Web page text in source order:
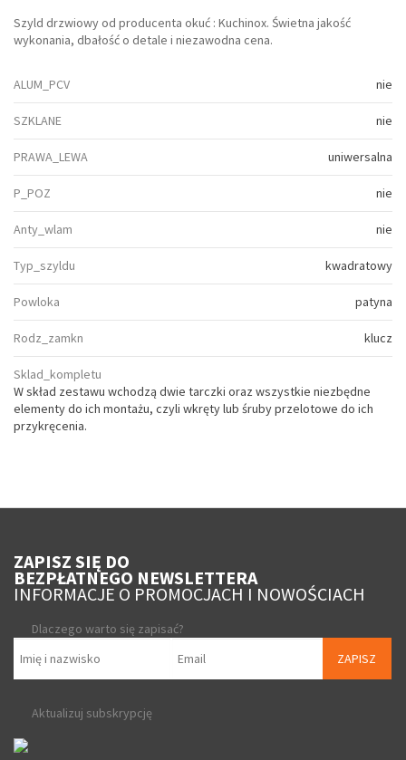
Szyld drzwiowy od producenta okuć : Kuchinox. Świetna jakość
wykonania, dbałość o detale i niezawodna cena.
ALUM_PCV nie
SZKLANE nie
PRAWA_LEWA uniwersalna
P_POZ nie
Anty_wlam nie
Typ_szyldu kwadratowy
Powloka patyna
Rodz_zamkn klucz
Sklad_kompletu
W skład zestawu wchodzą dwie tarczki oraz wszystkie niezbędne
elementy do ich montażu, czyli wkręty lub śruby przelotowe do ich
przykręcenia.
ZAPISZ SIĘ DO
BEZPŁATNEGO NEWSLETTERA
INFORMACJE O PROMOCJACH I NOWOŚCIACH
Dlaczego warto się zapisać?
ZAPISZ
Aktualizuj subskrypcję